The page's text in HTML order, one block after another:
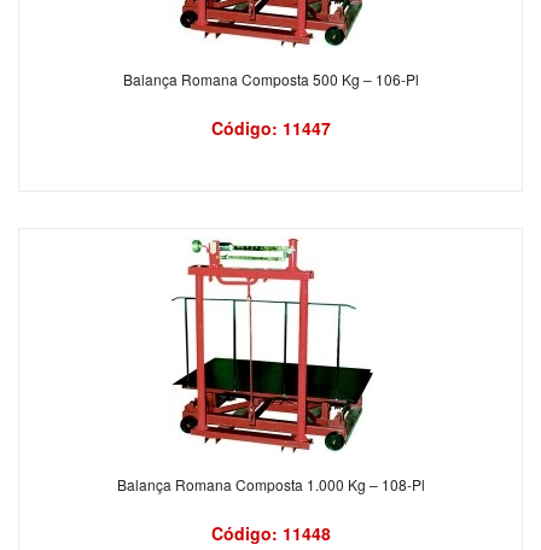
Balança Romana Composta 500 Kg – 106-Pl
Código: 11447
Balança Romana Composta 1.000 Kg – 108-Pl
Código: 11448